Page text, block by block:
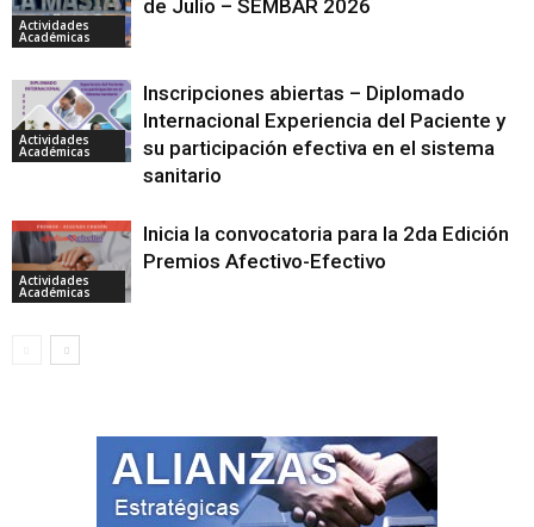
Actividades
Académicas
de Julio – SEMBAR 2026
Actividades
Académicas
Inscripciones abiertas – Diplomado
Internacional Experiencia del Paciente y
su participación efectiva en el sistema
sanitario
Actividades
Académicas
Inicia la convocatoria para la 2da Edición
Premios Afectivo-Efectivo